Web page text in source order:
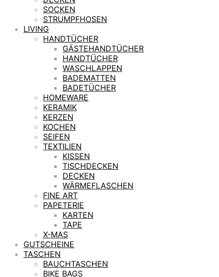
SOCKEN
STRUMPFHOSEN
LIVING
HANDTÜCHER
GÄSTEHANDTÜCHER
HANDTÜCHER
WASCHLAPPEN
BADEMATTEN
BADETÜCHER
HOMEWARE
KERAMIK
KERZEN
KOCHEN
SEIFEN
TEXTILIEN
KISSEN
TISCHDECKEN
DECKEN
WÄRMEFLASCHEN
FINE ART
PAPETERIE
KARTEN
TAPE
X-MAS
GUTSCHEINE
TASCHEN
BAUCHTASCHEN
BIKE BAGS